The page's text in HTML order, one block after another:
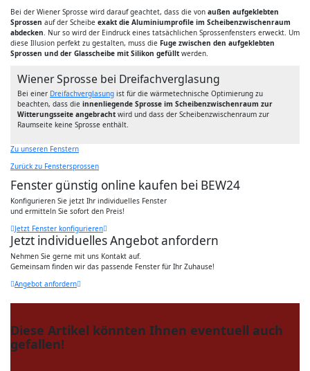
Bei der Wiener Sprosse wird darauf geachtet, dass die von außen aufgeklebten
Sprossen auf der Scheibe exakt die Aluminiumprofile im Scheibenzwischenraum
abdecken. Nur so wird der Eindruck eines tatsächlichen Sprossenfensters erweckt. Um
diese Illusion perfekt zu gestalten, muss die Fuge zwischen den aufgeklebten
Sprossen und der Glasscheibe mit Silikon gefüllt werden.
Wiener Sprosse bei Dreifachverglasung
Bei einer Dreifachverglasung ist für die wärmetechnische Optimierung zu
beachten, dass die innenliegende Sprosse im Scheibenzwischenraum zur
Witterungsseite angebracht wird und dass der Scheibenzwischenraum zur
Raumseite keine Sprosse enthält.
Zu unseren Fenstern
Zurück zu Fenstersprossen
Fenster günstig online kaufen bei BEW24
Konfigurieren Sie jetzt Ihr individuelles Fenster
und ermitteln Sie sofort den Preis!
Jetzt Fenster konfigurieren
Jetzt individuelles Angebot anfordern
Nehmen Sie gerne mit uns Kontakt auf.
Gemeinsam finden wir das passende Fenster für Ihr Zuhause!
Angebot anfordern
Diese Artikel könnten Ihnen eventuell auch
gefallen!